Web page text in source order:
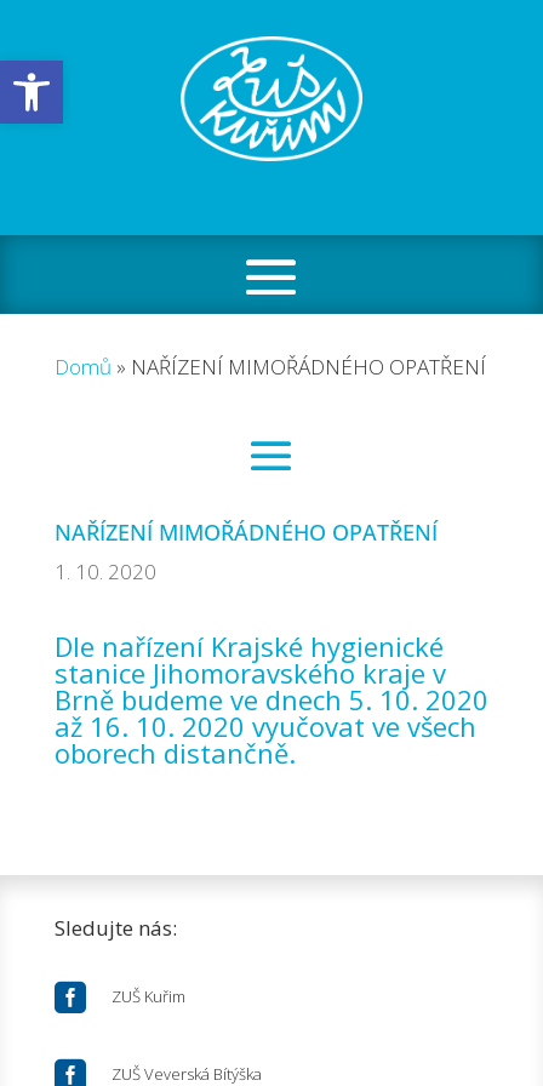
Open toolbar
Domů » NAŘÍZENÍ MIMOŘÁDNÉHO OPATŘENÍ
NAŘÍZENÍ MIMOŘÁDNÉHO OPATŘENÍ
1. 10. 2020
Dle nařízení Krajské hygienické
stanice Jihomoravského kraje v
Brně budeme ve dnech 5. 10. 2020
až 16. 10. 2020 vyučovat ve všech
oborech distančně.
Sledujte nás:
 ZUŠ Kuřim
 ZUŠ Veverská Bítýška